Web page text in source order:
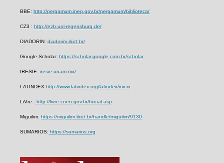
BBE: http://pergamum.inep.gov.br/pergamum/biblioteca/
CZ3 : http://ezb.uni-regensburg.de/
DIADORIN: diadorim.ibict.br/
Google Scholar: https://scholar.google.com.br/scholar
IRESIE: iresie.unam.mx/
LATINDEX:http://www.latindex.org/latindex/inicio
LiVre -http://livre.cnen.gov.br/Inicial.asp
Miguilim: https://miguilim.ibict.br/handle/miguilim/9130
SUMARIOS: https://sumarios.org